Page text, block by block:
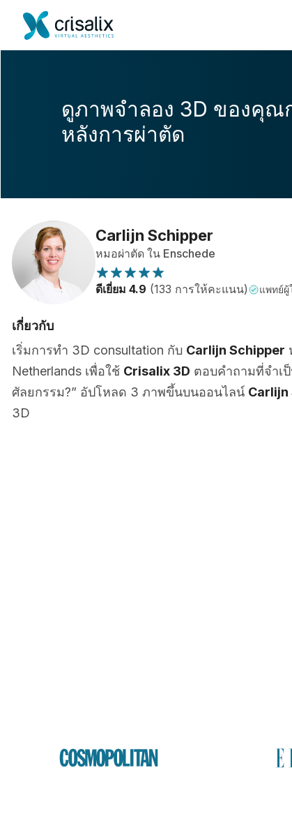
ดูภาพจำลอง 3D ของคุณ
หลังการผ่าตัด
Carlijn Schipper
หมอผ่าตัด ใน Enschede
ดีเยี่ยม 4.9 (133 การให้คะแนน) แพทย์
เกี่ยวกับ
เริ่มการทำ 3D consultation กับ Carlijn Schipper
Netherlands เพื่อใช้ Crisalix 3D ตอบคำถามที่จำเ
ศัลยกรรม?” อัปโหลด 3 ภาพขึ้นบนออนไลน์ Carlijn
3D